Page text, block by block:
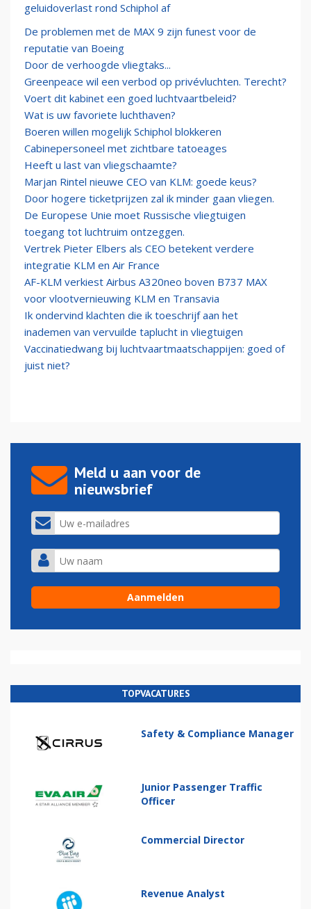
geluidoverlast rond Schiphol af
De problemen met de MAX 9 zijn funest voor de
reputatie van Boeing
Door de verhoogde vliegtaks...
Greenpeace wil een verbod op privévluchten. Terecht?
Voert dit kabinet een goed luchtvaartbeleid?
Wat is uw favoriete luchthaven?
Boeren willen mogelijk Schiphol blokkeren
Cabinepersoneel met zichtbare tatoeages
Heeft u last van vliegschaamte?
Marjan Rintel nieuwe CEO van KLM: goede keus?
Door hogere ticketprijzen zal ik minder gaan vliegen.
De Europese Unie moet Russische vliegtuigen
toegang tot luchtruim ontzeggen.
Vertrek Pieter Elbers als CEO betekent verdere
integratie KLM en Air France
AF-KLM verkiest Airbus A320neo boven B737 MAX
voor vlootvernieuwing KLM en Transavia
Ik ondervind klachten die ik toeschrijf aan het
inademen van vervuilde taplucht in vliegtuigen
Vaccinatiedwang bij luchtvaartmaatschappijen: goed of
juist niet?
Meld u aan voor de
nieuwsbrief
TOPVACATURES
Safety & Compliance Manager
Junior Passenger Traffic
Officer
Commercial Director
Revenue Analyst